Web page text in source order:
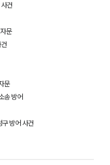
건
문
문
송 방어
방어 사건